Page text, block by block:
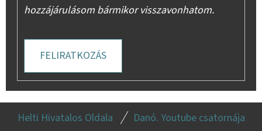
hozzájárulásom bármikor visszavonhatom.
FELIRATKOZÁS
Helti Hivatalos Oldala Danó. Youtube csatornája